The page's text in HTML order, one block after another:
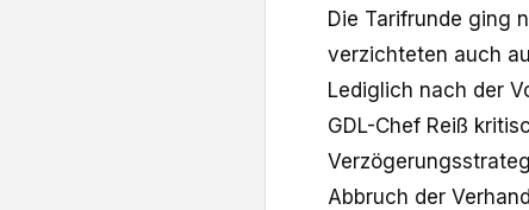
Die Tarifrunde ging
verzichteten auch
Lediglich nach der
GDL-Chef Reiß
Abbruch der